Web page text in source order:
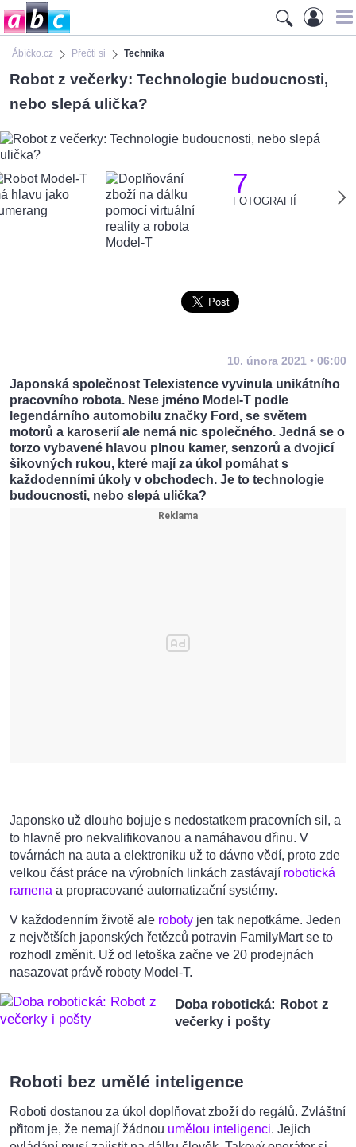
Ábíčko.cz Přečti si Technika
Robot z večerky: Technologie budoucnosti,
nebo slepá ulička?
7
FOTOGRAFIÍ
10. února 2021 • 06:00
Japonská společnost Telexistence vyvinula unikátního
pracovního robota. Nese jméno Model-T podle
legendárního automobilu značky Ford, se světem
motorů a karoserií ale nemá nic společného. Jedná se o
torzo vybavené hlavou plnou kamer, senzorů a dvojicí
šikovných rukou, které mají za úkol pomáhat s
každodenními úkoly v obchodech. Je to technologie
budoucnosti, nebo slepá ulička?
Japonsko už dlouho bojuje s nedostatkem pracovních sil, a
to hlavně pro nekvalifikovanou a namáhavou dřinu. V
továrnách na auta a elektroniku už to dávno vědí, proto zde
velkou část práce na výrobních linkách zastávají robotická
ramena a propracované automatizační systémy.
V každodenním životě ale roboty jen tak nepotkáme. Jeden
z největších japonských řetězců potravin FamilyMart se to
rozhodl změnit. Už od letoška začne ve 20 prodejnách
nasazovat právě roboty Model-T.
Doba robotická: Robot z
večerky i pošty
Roboti bez umělé inteligence
Roboti dostanou za úkol doplňovat zboží do regálů. Zvláštní
přitom je, že nemají žádnou umělou inteligenci. Jejich